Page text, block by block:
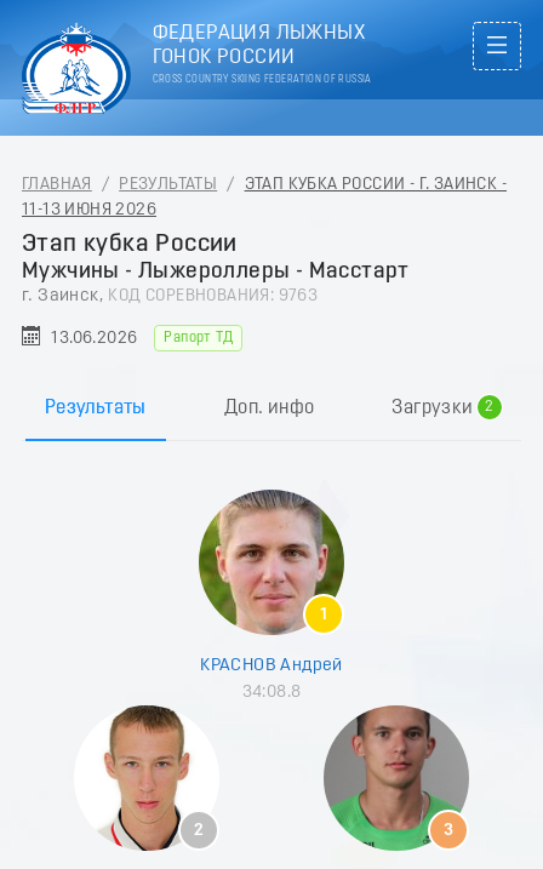
ФЕДЕРАЦИЯ ЛЫЖНЫХ
ГОНОК РОССИИ
CROSS COUNTRY SKIING FEDERATION OF RUSSIA
ГЛАВНАЯ / РЕЗУЛЬТАТЫ /
ЭТАП КУБКА РОССИИ - Г. ЗАИНСК -
11-13 ИЮНЯ 2026
Этап кубка России
Мужчины - Лыжероллеры - Масстарт
г. Заинск, КОД СОРЕВНОВАНИЯ: 9763
13.06.2026 Рапорт ТД
Результаты Доп. инфо Загрузки
2
1
КРАСНОВ Андрей
34:08.8
2 3